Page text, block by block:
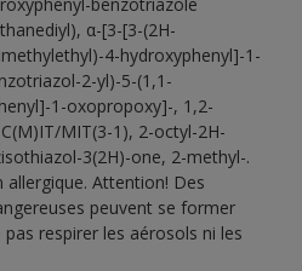
α-[3-[3-(2H-
4-hydroxyphenyl]-1-
2-yl)-5-(1,1-
1-oxopropoxy]-, 1,2-
MIT(3-1), 2-octyl-2H-
3(2H)-one, 2-methyl-.
Attention! Des
peuvent se former
respirer les aérosols ni les